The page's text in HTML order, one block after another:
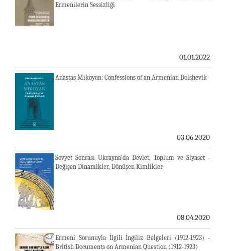
Ermenilerin Sessizliği
01.01.2022
Anastas Mikoyan: Confessions of an Armenian Bolshevik
03.06.2020
Sovyet Sonrası Ukrayna’da Devlet, Toplum ve Siyaset -
Değişen Dinamikler, Dönüşen Kimlikler
08.04.2020
Ermeni Sorunuyla İlgili İngiliz Belgeleri (1912-1923) -
British Documents on Armenian Question (1912-1923)